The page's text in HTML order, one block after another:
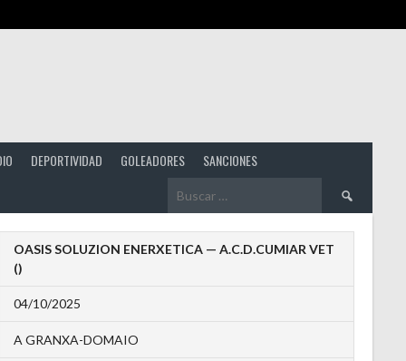
DEPORTIVIDAD GOLEADORES SANCIONES
Buscar:
OASIS SOLUZION ENERXETICA — A.C.D.CUMIAR VET
()
04/10/2025
A GRANXA-DOMAIO